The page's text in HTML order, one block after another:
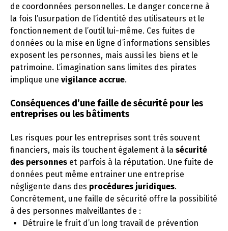
de coordonnées personnelles. Le danger concerne à
la fois l’usurpation de l’identité des utilisateurs et le
fonctionnement de l’outil lui-même. Ces fuites de
données ou la mise en ligne d’informations sensibles
exposent les personnes, mais aussi les biens et le
patrimoine. L’imagination sans limites des pirates
implique une vigilance accrue.
Conséquences d’une faille de sécurité pour les
entreprises ou les bâtiments
Les risques pour les entreprises sont très souvent
financiers, mais ils touchent également à la sécurité
des personnes et parfois à la réputation. Une fuite de
données peut même entrainer une entreprise
négligente dans des procédures juridiques.
Concrètement, une faille de sécurité offre la possibilité
à des personnes malveillantes de :
Détruire le fruit d’un long travail de prévention